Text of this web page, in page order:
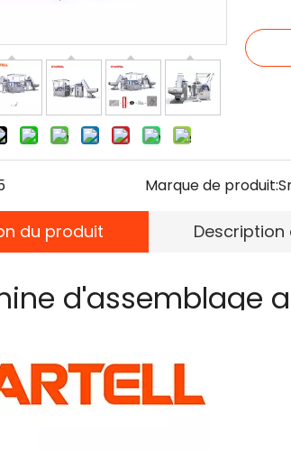
Marque de produit:
du produit
d'assemblage